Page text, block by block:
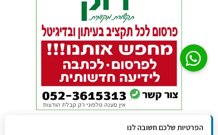
הפרטיות שלכם חשובה לנו